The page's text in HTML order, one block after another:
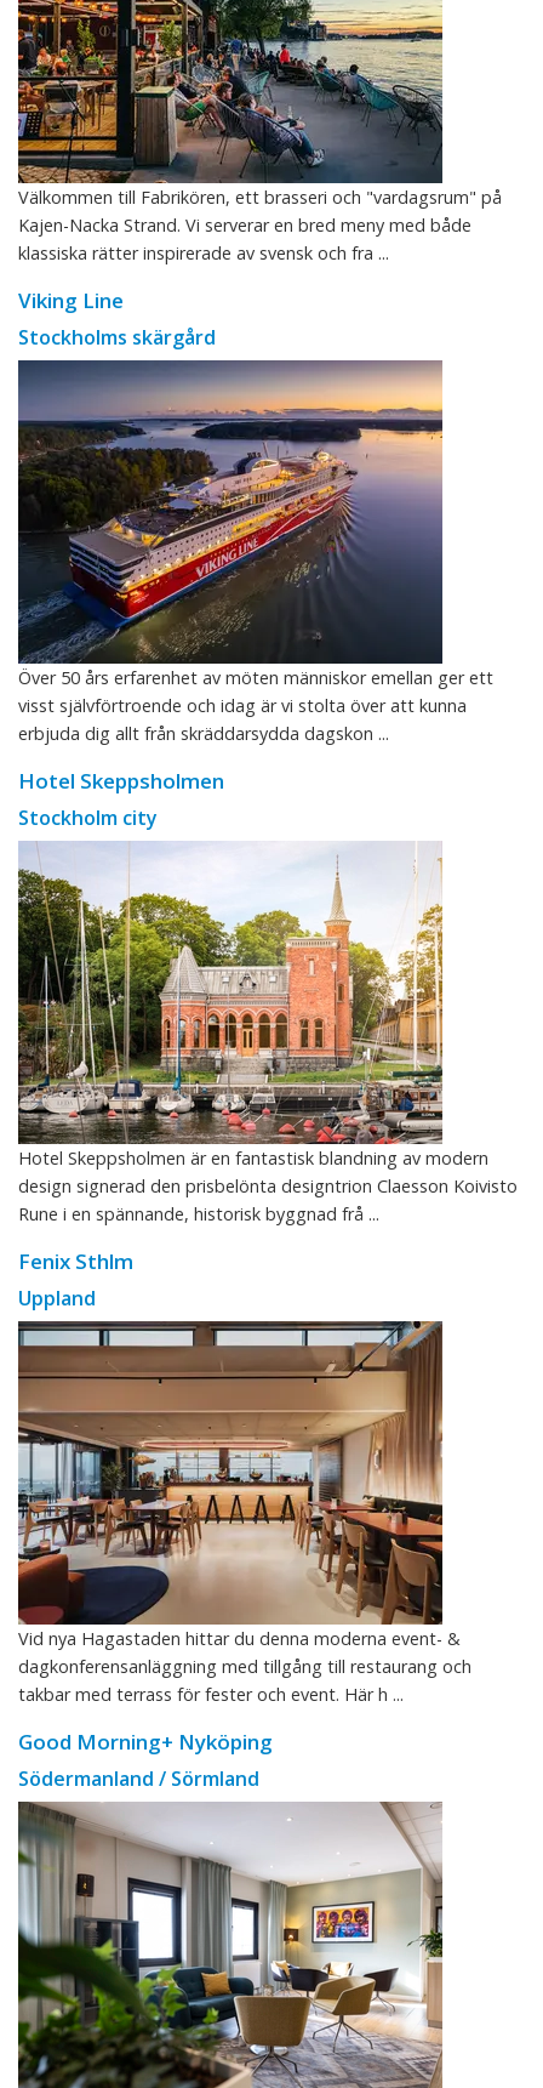
Välkommen till Fabrikören, ett brasseri och "vardagsrum" på
Kajen-Nacka Strand. Vi serverar en bred meny med både
klassiska rätter inspirerade av svensk och fra ...
Viking Line
Stockholms skärgård
Över 50 års erfarenhet av möten människor emellan ger ett
visst självförtroende och idag är vi stolta över att kunna
erbjuda dig allt från skräddarsydda dagskon ...
Hotel Skeppsholmen
Stockholm city
Hotel Skeppsholmen är en fantastisk blandning av modern
design signerad den prisbelönta designtrion Claesson Koivisto
Rune i en spännande, historisk byggnad frå ...
Fenix Sthlm
Uppland
Vid nya Hagastaden hittar du denna moderna event- &
dagkonferensanläggning med tillgång till restaurang och
takbar med terrass för fester och event. Här h ...
Good Morning+ Nyköping
Södermanland / Sörmland